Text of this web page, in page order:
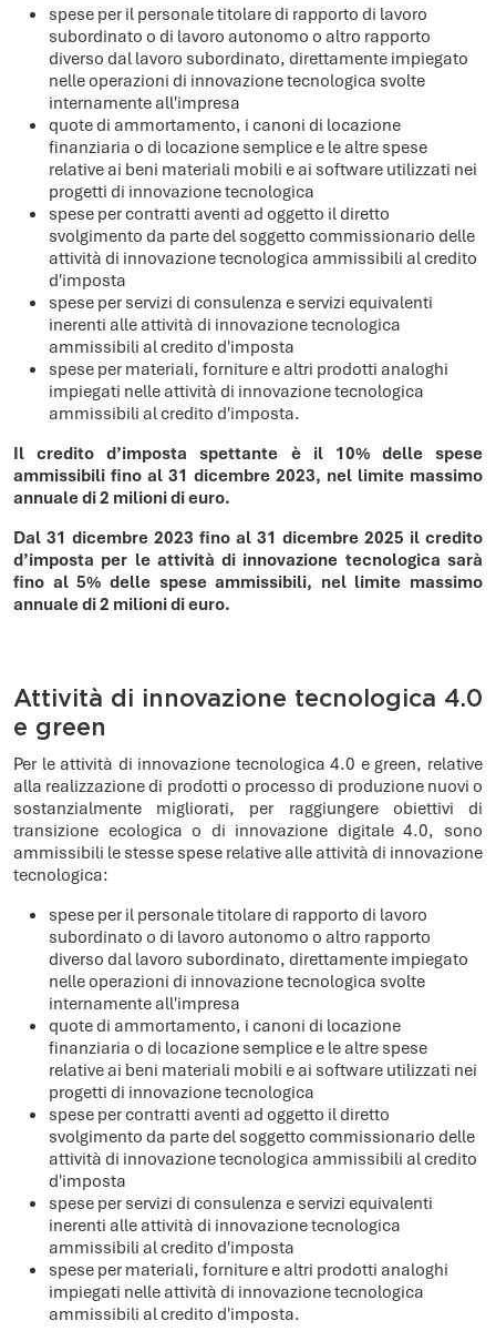
spese per il personale titolare di rapporto di lavoro
subordinato o di lavoro autonomo o altro rapporto
diverso dal lavoro subordinato, direttamente impiegato
nelle operazioni di innovazione tecnologica svolte
internamente all'impresa
quote di ammortamento, i canoni di locazione
finanziaria o di locazione semplice e le altre spese
relative ai beni materiali mobili e ai software utilizzati nei
progetti di innovazione tecnologica
spese per contratti aventi ad oggetto il diretto
svolgimento da parte del soggetto commissionario delle
attività di innovazione tecnologica ammissibili al credito
d'imposta
spese per servizi di consulenza e servizi equivalenti
inerenti alle attività di innovazione tecnologica
ammissibili al credito d'imposta
spese per materiali, forniture e altri prodotti analoghi
impiegati nelle attività di innovazione tecnologica
ammissibili al credito d'imposta.
Il credito d’imposta spettante è il 10% delle spese
ammissibili fino al 31 dicembre 2023, nel limite massimo
annuale di 2 milioni di euro.
Dal 31 dicembre 2023 fino al 31 dicembre 2025 il credito
d’imposta per le attività di innovazione tecnologica sarà
fino al 5% delle spese ammissibili, nel limite massimo
annuale di 2 milioni di euro.
Attività di innovazione tecnologica 4.0
e green
Per le attività di innovazione tecnologica 4.0 e green, relative
alla realizzazione di prodotti o processo di produzione nuovi o
sostanzialmente migliorati, per raggiungere obiettivi di
transizione ecologica o di innovazione digitale 4.0, sono
ammissibili le stesse spese relative alle attività di innovazione
tecnologica:
spese per il personale titolare di rapporto di lavoro
subordinato o di lavoro autonomo o altro rapporto
diverso dal lavoro subordinato, direttamente impiegato
nelle operazioni di innovazione tecnologica svolte
internamente all'impresa
quote di ammortamento, i canoni di locazione
finanziaria o di locazione semplice e le altre spese
relative ai beni materiali mobili e ai software utilizzati nei
progetti di innovazione tecnologica
spese per contratti aventi ad oggetto il diretto
svolgimento da parte del soggetto commissionario delle
attività di innovazione tecnologica ammissibili al credito
d'imposta
spese per servizi di consulenza e servizi equivalenti
inerenti alle attività di innovazione tecnologica
ammissibili al credito d'imposta
spese per materiali, forniture e altri prodotti analoghi
impiegati nelle attività di innovazione tecnologica
ammissibili al credito d'imposta.